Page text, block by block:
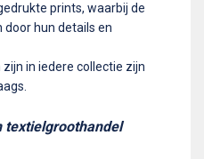
prints, waarbij de
hun details en
in iedere collectie zijn
textielgroothandel